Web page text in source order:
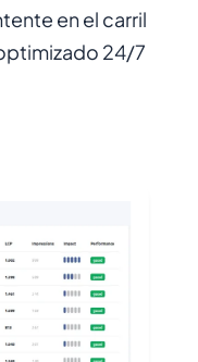
en el carril
24/7